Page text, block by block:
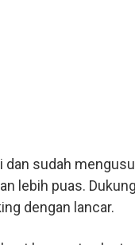
dan sudah
lebih puas.
dengan lancar.